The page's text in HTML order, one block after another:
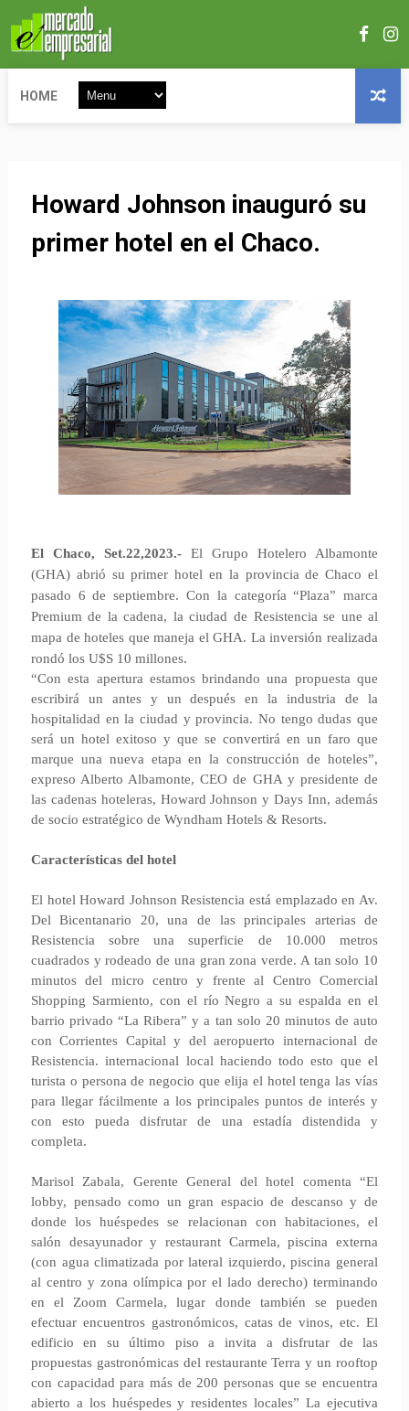
HOME
Howard Johnson inauguró su
primer hotel en el Chaco.
El Chaco, Set.22,2023.-
El Grupo Hotelero Albamonte
(GHA) abrió su primer hotel en la provincia de Chaco el
pasado 6 de septiembre. Con la categoría “Plaza” marca
Premium de la cadena, la ciudad de Resistencia se une al
mapa de hoteles que maneja el GHA. La inversión realizada
rondó los U$S 10 millones.
“Con esta apertura estamos brindando una propuesta que
escribirá un antes y un después en la industria de la
hospitalidad en la ciudad y provincia. No tengo dudas que
será un hotel exitoso y que se convertirá en un faro que
marque una nueva etapa en la construcción de hoteles”,
expreso Alberto Albamonte, CEO de GHA y presidente de
las cadenas hoteleras, Howard Johnson y Days Inn, además
de socio estratégico de Wyndham Hotels & Resorts.
Características del hotel
El hotel Howard Johnson Resistencia está emplazado en Av.
Del Bicentanario 20, una de las principales arterias de
Resistencia sobre una superficie de 10.000 metros
cuadrados y rodeado de una gran zona verde. A tan solo 10
minutos del micro centro y frente al Centro Comercial
Shopping Sarmiento, con el río Negro a su espalda en el
barrio privado “La Ribera” y a tan solo 20 minutos de auto
con Corrientes Capital y del aeropuerto internacional de
Resistencia. internacional local haciendo todo esto que el
turista o persona de negocio que elija el hotel tenga las vías
para llegar fácilmente a los principales puntos de interés y
con esto pueda disfrutar de una estadía distendida y
completa.
Marisol Zabala, Gerente General del hotel comenta “El
lobby, pensado como un gran espacio de descanso y de
donde los huéspedes se relacionan con habitaciones, el
salón desayunador y restaurant Carmela, piscina externa
(con agua climatizada por lateral izquierdo, piscina general
al centro y zona olímpica por el lado derecho) terminando
en el Zoom Carmela, lugar donde también se pueden
efectuar encuentros gastronómicos, catas de vinos, etc. El
edificio en su último piso a invita a disfrutar de las
propuestas gastronómicas del restaurante Terra y un rooftop
con capacidad para más de 200 personas que se encuentra
abierto a los huéspedes y residentes locales” La ejecutiva